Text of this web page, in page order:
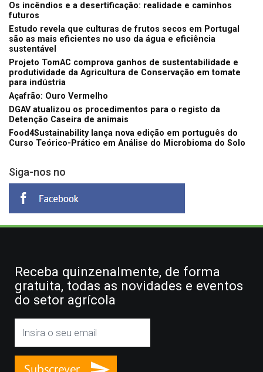
Os incêndios e a desertificação: realidade e caminhos
futuros
Estudo revela que culturas de frutos secos em Portugal
são as mais eficientes no uso da água e eficiência
sustentável
Projeto TomAC comprova ganhos de sustentabilidade e
produtividade da Agricultura de Conservação em tomate
para indústria
Açafrão: Ouro Vermelho
DGAV atualizou os procedimentos para o registo da
Detenção Caseira de animais
Food4Sustainability lança nova edição em português do
Curso Teórico-Prático em Análise do Microbioma do Solo
Siga-nos no
Receba quinzenalmente, de forma
gratuita, todas as novidades e eventos
do setor agrícola